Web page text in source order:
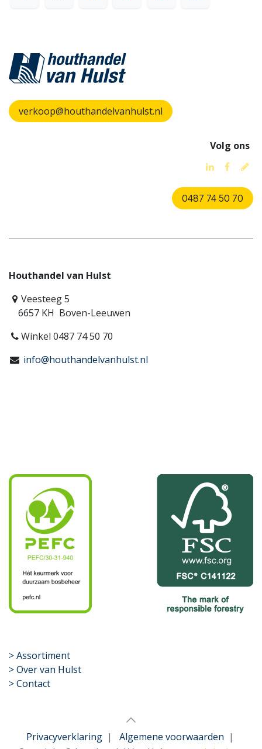
verkoop@houthandelvanhulst.nl
Volg ons
0487 74 50 70
Houthandel van Hulst
Veesteeg 5
6657 KH Boven-Leeuwen
Winkel 0487 74 50 70
info@houthandelvanhulst.nl
​>Assortiment
> Over van Hulst
> Contact
Privacyverklaring| Algemene voorwaarden |